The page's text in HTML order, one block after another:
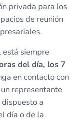
privada para los
de reunión
está siempre
del día, los 7
en contacto con
representante
a
día o de la